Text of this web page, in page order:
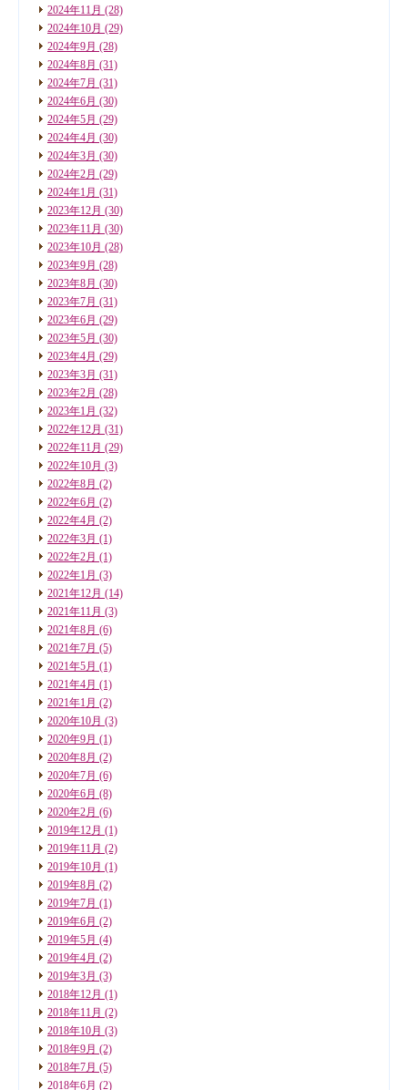
2024年11月 (28)
2024年10月 (29)
2024年9月 (28)
2024年8月 (31)
2024年7月 (31)
2024年6月 (30)
2024年5月 (29)
2024年4月 (30)
2024年3月 (30)
2024年2月 (29)
2024年1月 (31)
2023年12月 (30)
2023年11月 (30)
2023年10月 (28)
2023年9月 (28)
2023年8月 (30)
2023年7月 (31)
2023年6月 (29)
2023年5月 (30)
2023年4月 (29)
2023年3月 (31)
2023年2月 (28)
2023年1月 (32)
2022年12月 (31)
2022年11月 (29)
2022年10月 (3)
2022年8月 (2)
2022年6月 (2)
2022年4月 (2)
2022年3月 (1)
2022年2月 (1)
2022年1月 (3)
2021年12月 (14)
2021年11月 (3)
2021年8月 (6)
2021年7月 (5)
2021年5月 (1)
2021年4月 (1)
2021年1月 (2)
2020年10月 (3)
2020年9月 (1)
2020年8月 (2)
2020年7月 (6)
2020年6月 (8)
2020年2月 (6)
2019年12月 (1)
2019年11月 (2)
2019年10月 (1)
2019年8月 (2)
2019年7月 (1)
2019年6月 (2)
2019年5月 (4)
2019年4月 (2)
2019年3月 (3)
2018年12月 (1)
2018年11月 (2)
2018年10月 (3)
2018年9月 (2)
2018年7月 (5)
2018年6月 (2)